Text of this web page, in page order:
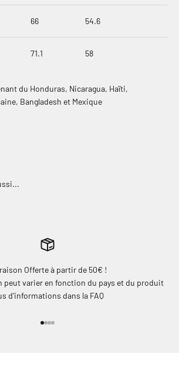
66 54.6
71.1 58
du Honduras, Nicaragua, Haïti,
Bangladesh et Mexique
Offerte à partir de 50€ !
peut varier en fonction du pays et du produit
d'informations dans la FAQ